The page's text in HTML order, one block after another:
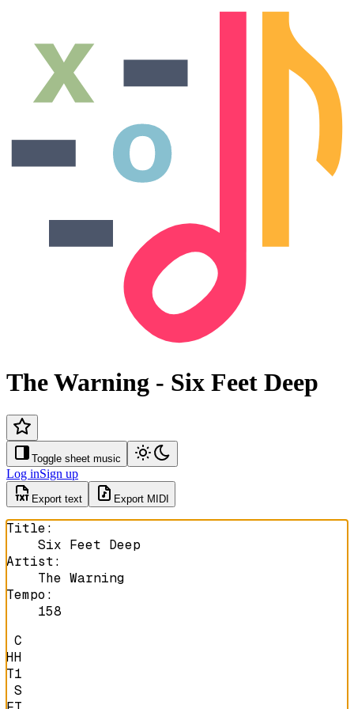
The Warning - Six Feet Deep
Toggle sheet music
Log inSign up
Export text Export MIDI
Title:
Six Feet Deep
Artist:
The Warning
Tempo :
158
C
HH
T1
S